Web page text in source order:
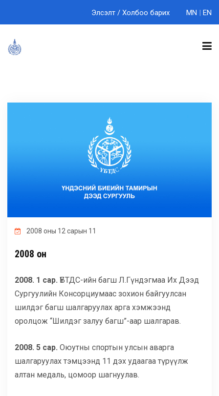
Элсэлт / Холбоо барих MN | EN
ЭРДЭМ ШИНЖИЛГЭЭ
МАГАДЛАН ИТГЭМЖЛЭЛ
ХӨТӨЛБӨРҮҮД
БУСАД
2008 оны 12 сарын 11
2008 он
2008. 1 сар. ҮБТДС-ийн багш Л.Гүндэгмаа Их Дээд
Сургуулийн Консорциумаас зохион байгуулсан
шилдэг багш шалгаруулах арга хэмжээнд
оролцож “Шилдэг залуу багш”-аар шалгарав.
2008. 5 сар. Оюутны спортын улсын аварга
шалгаруулах тэмцээнд 11 дэх удаагаа түрүүлж
алтан медаль, цомоор шагнуулав.